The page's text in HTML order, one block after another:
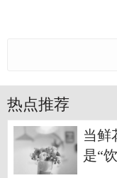
热点推荐
当鲜
是“